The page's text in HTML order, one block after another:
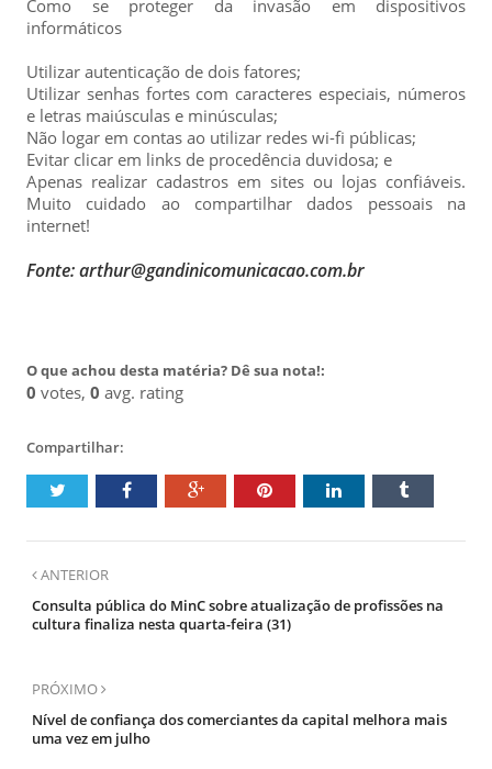
Como se proteger da invasão em dispositivos
informáticos
Utilizar autenticação de dois fatores;
Utilizar senhas fortes com caracteres especiais, números
e letras maiúsculas e minúsculas;
Não logar em contas ao utilizar redes wi-fi públicas;
Evitar clicar em links de procedência duvidosa; e
Apenas realizar cadastros em sites ou lojas confiáveis.
Muito cuidado ao compartilhar dados pessoais na
internet!
Fonte: arthur@gandinicomunicacao.com.br
O que achou desta matéria? Dê sua nota!:
0 votes, 0 avg. rating
Compartilhar:
ANTERIOR
Consulta pública do MinC sobre atualização de profissões na
cultura finaliza nesta quarta-feira (31)
PRÓXIMO
Nível de confiança dos comerciantes da capital melhora mais
uma vez em julho